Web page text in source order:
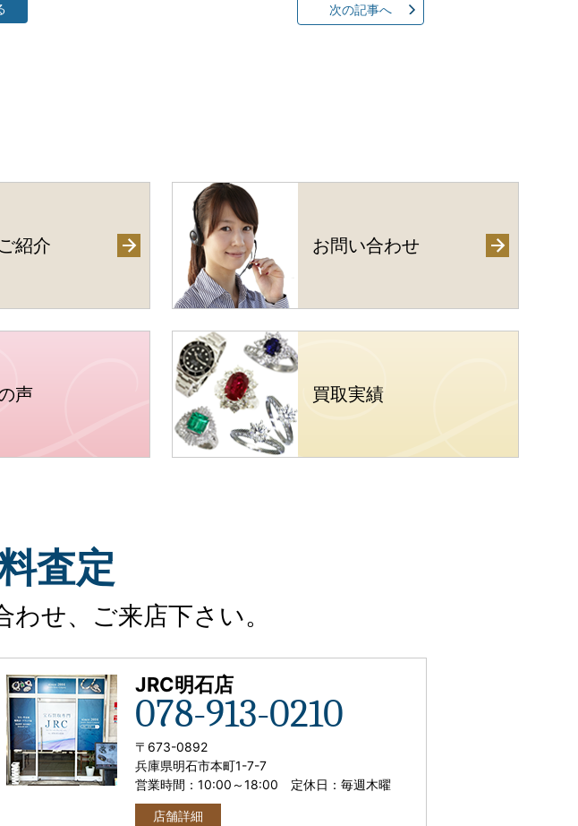
次の記事へ
紹介 お問い合わせ
声 買取実績
査定
わせ、ご来店下さい。
JRC明石店
078-913-0210
〒673-0892
兵庫県明石市本町1-7-7
営業時間：10:00 ～18:00 定休日：毎週木曜
店舗詳細